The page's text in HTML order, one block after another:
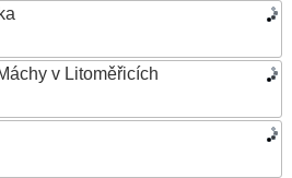
v Litoměřicích